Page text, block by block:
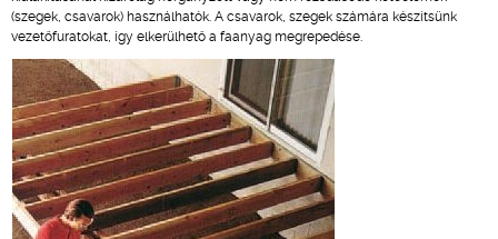
(szegek, csavarok) használhatók. A csavarok, szegek számára készítsünk
vezetőfuratokat, így elkerülhető a faanyag megrepedése.